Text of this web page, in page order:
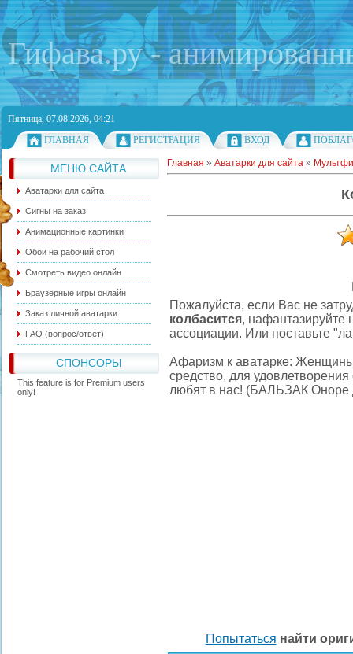
Гифава.ру -
Пятница, 07.08.2026, 04:21
ГЛАВНАЯ
РЕГИСТРАЦИЯ ВХОД
МЕНЮ САЙТА
Аватарки для сайта
Сигны на заказ
Анимационные картинки
Обои на рабочий стол
Смотреть видео онлайн
Браузерные игры онлайн
Заказ личной аватарки
FAQ (вопрос/ответ)
СПОНСОРЫ
This feature is for Premium users
only!
Главная » Аватарки для сайта »
Пожалуйста, если Вас не
колбасится, нафантазируйте
ассоциации. Или поставьте
Афаризм к аватарке:
средство, для
любят в нас! (БАЛЬЗАК Оноре
Попытаться найти